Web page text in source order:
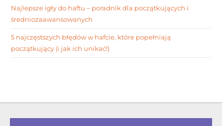
Najlepsze igły do haftu – poradnik dla początkujących i
średniozaawansowanych
5 najczęstszych błędów w hafcie, które popełniają
początkujący (i jak ich unikać!)